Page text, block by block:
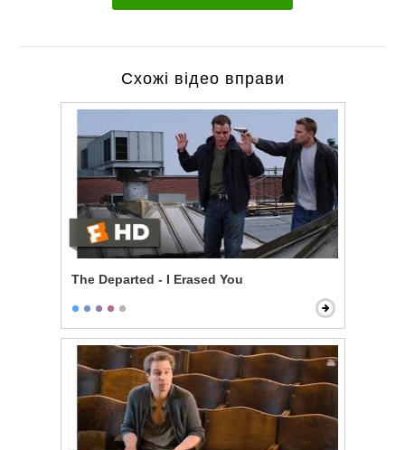
Схожі відео вправи
The Departed - I Erased You